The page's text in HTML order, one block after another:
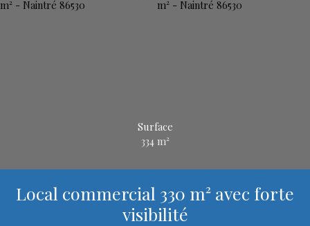
Surface
334 m²
Local commercial 330 m² avec forte
visibilité